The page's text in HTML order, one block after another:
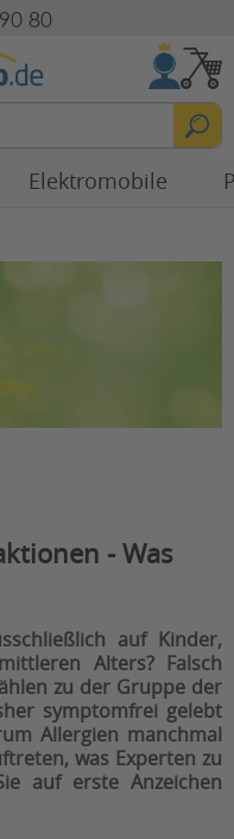
80
Elektromobile
- Was
auf Kinder,
Alters? Falsch
zu der Gruppe der
symptomfrei gelebt
Allergien manchmal
was Experten zu
auf erste Anzeichen